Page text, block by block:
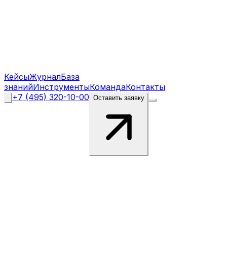
КейсыЖурналБаза
знанийИнструментыКомандаКонтакты
+7 (495) 320-10-00 Оставить заявку